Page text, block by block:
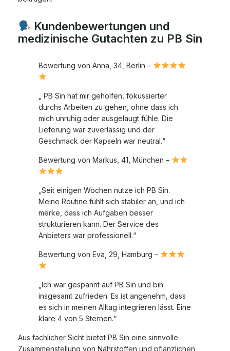
Kundenbewertungen und
medizinische Gutachten zu PB Sin
Bewertung von Anna, 34, Berlin –
„ PB Sin hat mir geholfen, fokussierter
durchs Arbeiten zu gehen, ohne dass ich
mich unruhig oder ausgelaugt fühle. Die
Lieferung war zuverlässig und der
Geschmack der Kapseln war neutral.“
Bewertung von Markus, 41, München –
„Seit einigen Wochen nutze ich PB Sin.
Meine Routine fühlt sich stabiler an, und ich
merke, dass ich Aufgaben besser
strukturieren kann. Der Service des
Anbieters war professionell.“
Bewertung von Eva, 29, Hamburg –
„Ich war gespannt auf PB Sin und bin
insgesamt zufrieden. Es ist angenehm, dass
es sich in meinen Alltag integrieren lässt. Eine
klare 4 von 5 Sternen.“
Aus fachlicher Sicht bietet PB Sin eine sinnvolle
Zusammenstellung von Nährstoffen und pflanzlichen